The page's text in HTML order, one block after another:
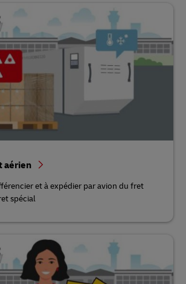
aérien
et à expédier par avion du fret
spécial